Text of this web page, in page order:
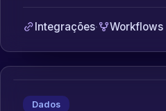
Integrações· Workflows
Dados